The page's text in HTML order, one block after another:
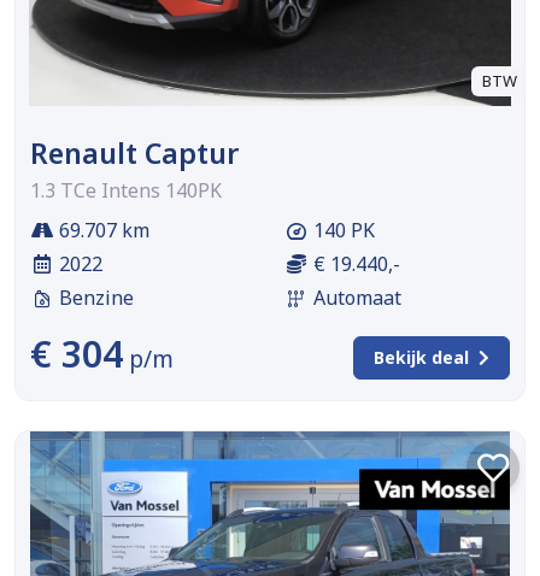
BTW
Renault Captur
1.3 TCe Intens 140PK
69.707 km
2022
Benzine
140 PK
€ 19.440,-
Automaat
€ 304 p/m Bekijk deal